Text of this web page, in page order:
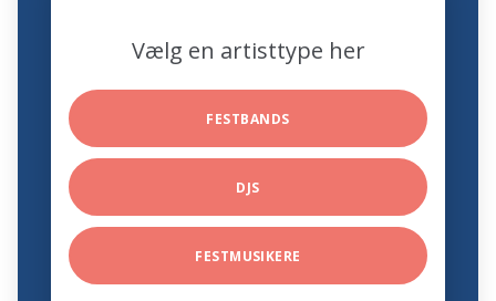
Vælg en artisttype her
FESTBANDS
DJS
FESTMUSIKERE